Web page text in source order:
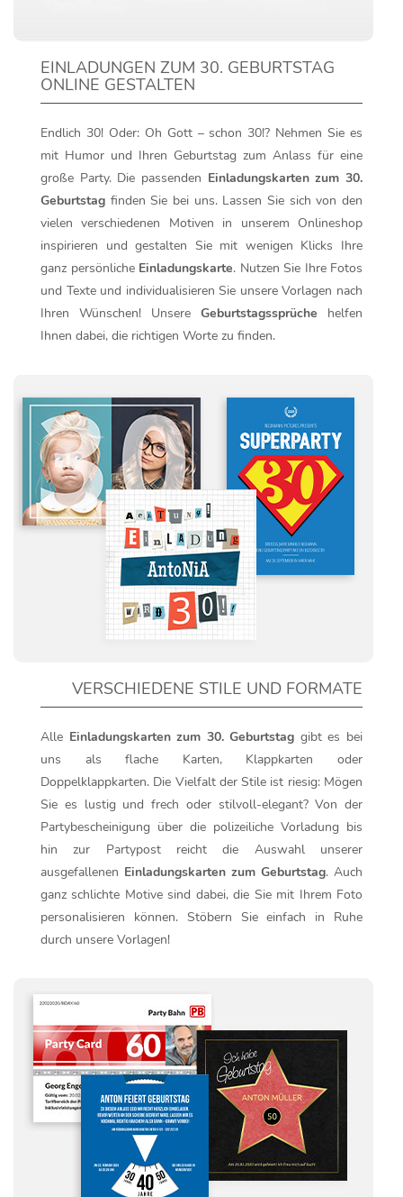
EINLADUNGEN ZUM 30. GEBURTSTAG
ONLINE GESTALTEN
Endlich 30! Oder: Oh Gott – schon 30!? Nehmen Sie es
mit Humor und Ihren Geburtstag zum Anlass für eine
große Party. Die passenden Einladungskarten zum 30.
Geburtstag finden Sie bei uns. Lassen Sie sich von den
vielen verschiedenen Motiven in unserem Onlineshop
inspirieren und gestalten Sie mit wenigen Klicks Ihre
ganz persönliche Einladungskarte. Nutzen Sie Ihre Fotos
und Texte und individualisieren Sie unsere Vorlagen nach
Ihren Wünschen! Unsere Geburtstagssprüche helfen
Ihnen dabei, die richtigen Worte zu finden.
VERSCHIEDENE STILE UND FORMATE
Alle Einladungskarten zum 30. Geburtstag gibt es bei
uns als flache Karten, Klappkarten oder
Doppelklappkarten. Die Vielfalt der Stile ist riesig: Mögen
Sie es lustig und frech oder stilvoll-elegant? Von der
Partybescheinigung über die polizeiliche Vorladung bis
hin zur Partypost reicht die Auswahl unserer
ausgefallenen Einladungskarten zum Geburtstag. Auch
ganz schlichte Motive sind dabei, die Sie mit Ihrem Foto
personalisieren können. Stöbern Sie einfach in Ruhe
durch unsere Vorlagen!